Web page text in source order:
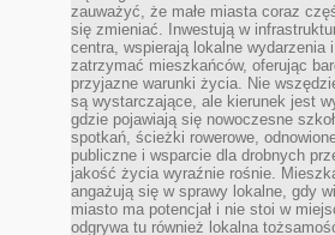
zauważyć, że małe miasta coraz
się zmieniać. Inwestują w
centra, wspierają lokalne wydarzenia
zatrzymać mieszkańców, oferując
przyjazne warunki życia. Nie
są wystarczające, ale kierunek jest
gdzie pojawiają się nowoczesne
spotkań, ścieżki rowerowe,
publiczne i wsparcie dla drobnych
jakość życia wyraźnie rośnie.
angażują się w sprawy lokalne, gdy
miasto ma potencjał i nie stoi w
odgrywa tu również lokalna